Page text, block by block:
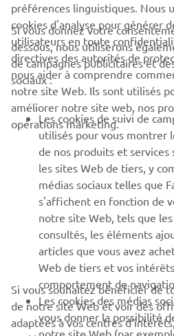
CORPORATE
PROS & B2B
PLUS YAMAHA
SUPPORT
NEWSLETTER
Découvrez en exclusivité les
spéciaux, les nouveautés et bien
préférences linguistiques. Nous
cookies d'analyse pour générer
utilisateurs en toute
directives des autorités de
nous aider à comprendre
notre site Web. Ils sont utilisés
améliorer notre site web, nos
opérations marketing.
Si vous donnez votre
dessous, nous utiliserons
de campagnes publicitaires et
sociaux :
Les cookies de suivi de
utilisés pour vous montrer
de nos produits et
les sites Web de tiers, y
médias sociaux telles que
s'affichent en fonction de
notre site Web, tels que
consultés, les éléments
articles que vous avez
Web de tiers et vos
comportement de
Les cookies des médias
vous donner la possibilité
notre site Web (par
Si vous souhaitez bénéficier de
de notre site Web et voir des
adaptées à vos centres